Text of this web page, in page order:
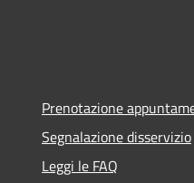
Prenotazione
Segnalazione disservizio
Leggi le FAQ